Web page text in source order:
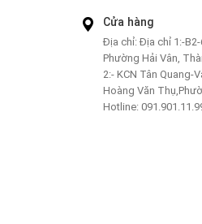
Cửa hàng
Địa chỉ: Địa chỉ 1:-
Phường Hải Vân,
2:- KCN Tân Quang-
Hoàng Văn
Hotline: